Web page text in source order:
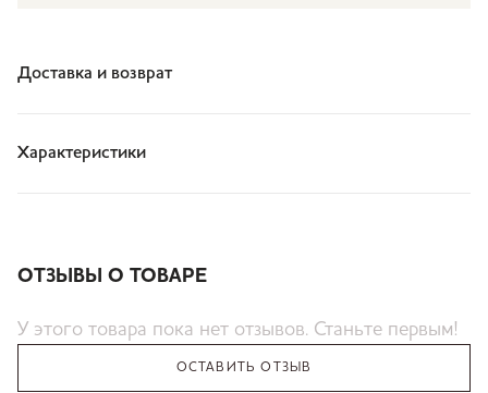
Доставка и возврат
Характеристики
ОТЗЫВЫ О ТОВАРЕ
У этого товара пока нет отзывов. Станьте первым!
ОСТАВИТЬ ОТЗЫВ